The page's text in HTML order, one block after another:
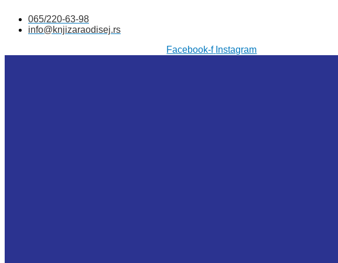
sadržaj
065/220-63-98
info@knjizaraodisej.rs
Facebook-f Instagram